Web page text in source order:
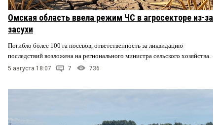
Омская область ввела режим ЧС в агросекторе из-за
засухи
Погибло более 100 га посевов, ответственность за ликвидацию
последствий возложена на регионального министра сельского хозяйства.
5 августа 18:07 7 736